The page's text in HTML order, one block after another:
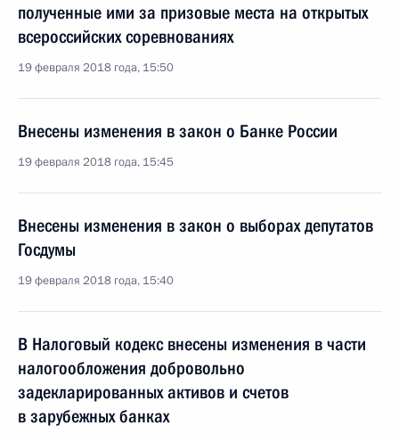
полученные ими за призовые места на открытых
всероссийских соревнованиях
19 февраля 2018 года, 15:50
Внесены изменения в закон о Банке России
19 февраля 2018 года, 15:45
Внесены изменения в закон о выборах депутатов
Госдумы
19 февраля 2018 года, 15:40
В Налоговый кодекс внесены изменения в части
налогообложения добровольно
задекларированных активов и счетов
в зарубежных банках